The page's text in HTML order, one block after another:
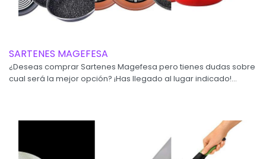
SARTENES MAGEFESA
¿Deseas comprar Sartenes Magefesa pero tienes dudas sobre
cual será la mejor opción? ¡Has llegado al lugar indicado!...